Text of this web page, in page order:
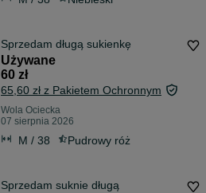
Sprzedam długą sukienkę
Używane
60 zł
65,60 zł z Pakietem Ochronnym
Wola Ociecka
07 sierpnia 2026
M / 38 Pudrowy róż
Sprzedam suknie długą